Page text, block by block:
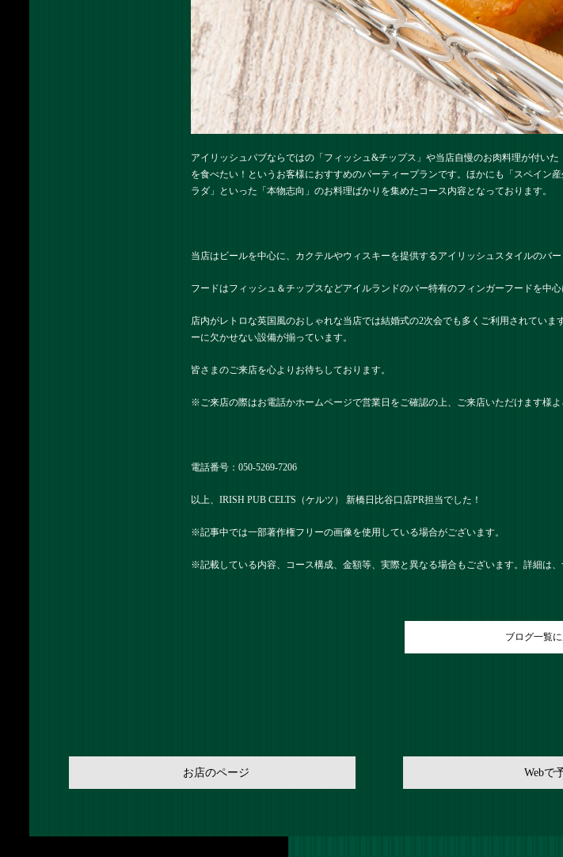
アイリッシュパブならではの「フィッシュ&チップス」や当店自慢のお肉料理が付い
を食べたい！というお客様におすすめのパーティープランです。ほかにも「スペイ
ラダ」といった「本物志向」のお料理ばかりを集めたコース内容となっております。
当店はビールを中心に、カクテルやウィスキーを提供するアイリッシュスタイルのバー
フードはフィッシュ＆チップスなどアイルランドのバー特有のフィンガーフードを中
店内がレトロな英国風のおしゃれな当店では結婚式の2次会でも多くご利用されてい
ーに欠かせない設備が揃っています。
皆さまのご来店を心よりお待ちしております。
※ご来店の際はお電話かホームページで営業日をご確認の上、ご来店いただけます様よ
電話番号：050-5269-7206
以上、IRISH PUB CELTS（ケルツ） 新橋日比谷口店PR担当でした！
※記事中では一部著作権フリーの画像を使用している場合がございます。
※記載している内容、コース構成、金額等、実際と異なる場合もございます。詳細は、
ブログ一覧
お店のページ Webで